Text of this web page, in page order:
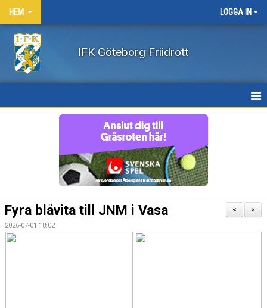
HEM LOGGA IN
IFK Göteborg Friidrott
KLÄDER
>
<
Fyra blåvita till JNM i Vasa
2026-07-01 18:02